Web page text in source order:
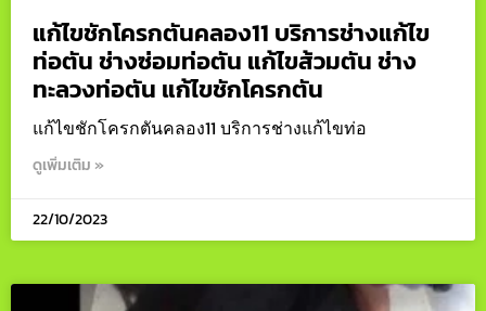
แก้ไขชักโครกตันคลอง11 บริการช่างแก้ไข
ท่อตัน ช่างซ่อมท่อตัน แก้ไขส้วมตัน ช่าง
ทะลวงท่อตัน แก้ไขชักโครกตัน
แก้ไขชักโครกตันคลอง11 บริการช่างแก้ไขท่อ
ดูเพิ่มเติม »
22/10/2023